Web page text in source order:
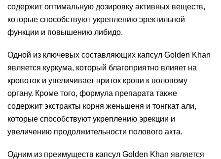
содержит оптимальную дозировку активных веществ,
которые способствуют укреплению эректильной
функции и повышению либидо.
Одной из ключевых составляющих капсул Golden Khan
является куркума, который благоприятно влияет на
кровоток и увеличивает приток крови к половому
органу. Кроме того, формула препарата также
содержит экстракты корня женьшеня и тонгкат али,
которые способствуют укреплению эрекции и
увеличению продолжительности полового акта.
Одним из преимуществ капсул Golden Khan является